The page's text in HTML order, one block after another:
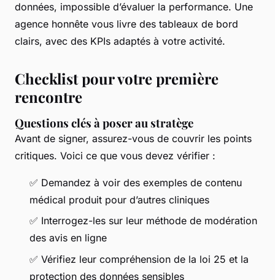
données, impossible d’évaluer la performance. Une
agence honnête vous livre des tableaux de bord
clairs, avec des KPIs adaptés à votre activité.
Checklist pour votre première
rencontre
Questions clés à poser au stratège
Avant de signer, assurez-vous de couvrir les points
critiques. Voici ce que vous devez vérifier :
✅ Demandez à voir des exemples de contenu
médical produit pour d’autres cliniques
✅ Interrogez-les sur leur méthode de modération
des avis en ligne
✅ Vérifiez leur compréhension de la loi 25 et la
protection des données sensibles